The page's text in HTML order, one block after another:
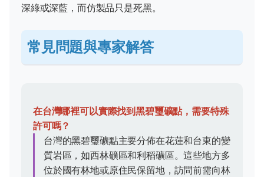
深綠或深藍，而仿製品只是死黑。
常見問題與專家解答
在台灣哪裡可以實際找到黑碧璽礦點，需要特殊
許可嗎？
台灣的黑碧璽礦點主要分佈在花蓮和台東的變
質岩區，如西林礦區和利稻礦區。這些地方多
位於國有林地或原住民保留地，訪問前需向林